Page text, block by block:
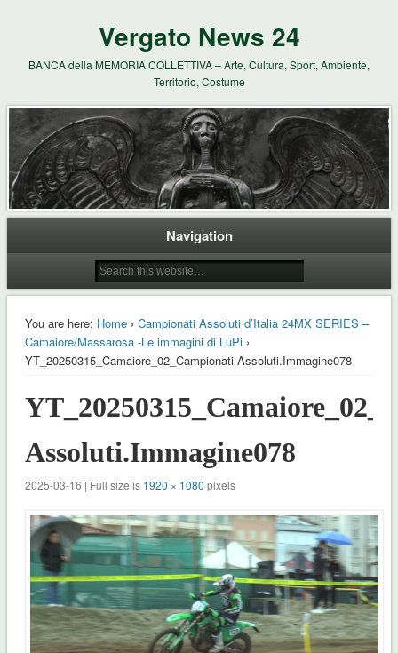
Vergato News 24
BANCA della MEMORIA COLLETTIVA – Arte, Cultura, Sport, Ambiente,
Territorio, Costume
Navigation
You are here: Home› Campionati Assoluti d’Italia 24MX SERIES –
Camaiore/Massarosa -Le immagini di LuPi›
YT_20250315_Camaiore_02_Campionati Assoluti.Immagine078
Assoluti.Immagine078
2025-03-16 | Full size is 1920 × 1080 pixels